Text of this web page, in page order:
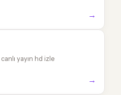
→
canlı yayın hd izle
→